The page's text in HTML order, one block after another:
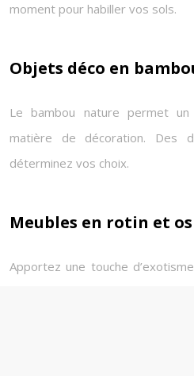
moment pour habiller vos sols.
Objets déco en
Le bambou nature permet
matière de décoration. Des
déterminez vos choix.
Meubles en rotin et
Apportez une touche